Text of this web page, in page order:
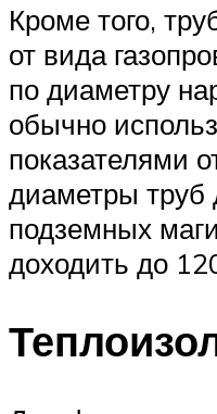
Кроме того,
от вида
по диаметру
обычно
показателями
диаметры труб
подземных
доходить до